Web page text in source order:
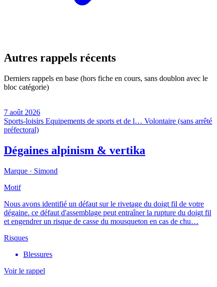
Autres rappels récents
Derniers rappels en base (hors fiche en cours, sans doublon avec le
bloc catégorie)
7 août 2026
Sports-loisirs Equipements de sports et de l… Volontaire (sans arrêté
préfectoral)
Dégaines alpinism & vertika
Marque · Simond
Motif
Nous avons identifié un défaut sur le rivetage du doigt fil de votre
dégaine. ce défaut d'assemblage peut entraîner la rupture du doigt fil
et engendrer un risque de casse du mousqueton en cas de chu…
Risques
Blessures
Voir le rappel